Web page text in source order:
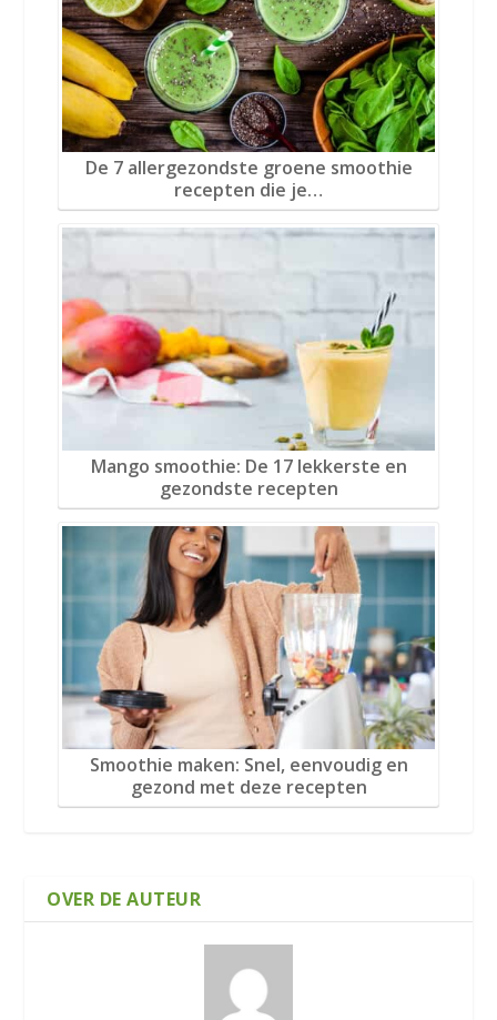
De 7 allergezondste groene smoothie
recepten die je…
Mango smoothie: De 17 lekkerste en
gezondste recepten
Smoothie maken: Snel, eenvoudig en
gezond met deze recepten
OVER DE AUTEUR